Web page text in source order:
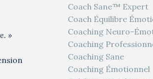
»
Coach Sane™ Expert
Coach Équilibre
Coaching Neuro-
Coaching
Coaching Sane
Coaching Émotionnel